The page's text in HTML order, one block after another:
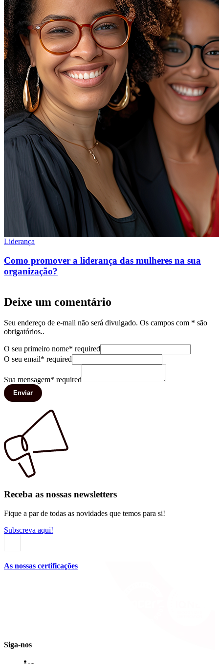
Liderança
Como promover a liderança das mulheres na sua
organização?
Deixe um comentário
Seu endereço de e-mail não será divulgado. Os campos com * são
obrigatórios..
O seu primeiro nome* required
O seu email* required
Sua mensagem* required
Enviar
Receba as nossas newsletters
Fique a par de todas as novidades que temos para si!
Subscreva aqui!
As nossas certificações
Siga-nos